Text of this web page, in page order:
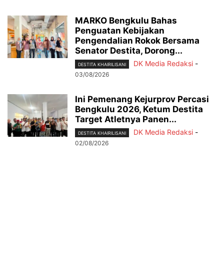
MARKO Bengkulu Bahas
Penguatan Kebijakan
Pengendalian Rokok Bersama
Senator Destita, Dorong...
DESTITA KHAIRILISANI DK Media Redaksi -
03/08/2026
Ini Pemenang Kejurprov Percasi
Bengkulu 2026, Ketum Destita
Target Atletnya Panen...
DESTITA KHAIRILISANI DK Media Redaksi -
02/08/2026